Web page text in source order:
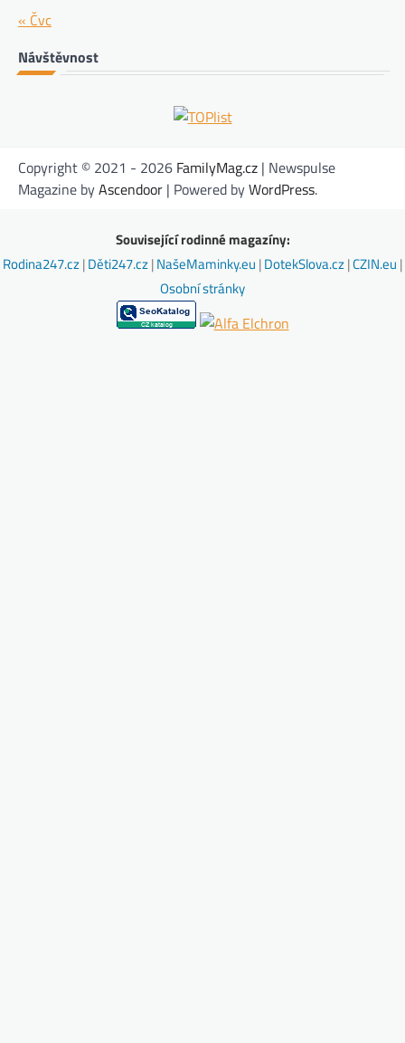
« Čvc
Návštěvnost
Copyright © 2021 - 2026 FamilyMag.cz | Newspulse
Magazine byAscendoor | Powered byWordPress.
Související rodinné magazíny:
Rodina247.cz|Děti247.cz|NašeMaminky.eu |DotekSlova.cz|CZIN.eu |
Osobní stránky